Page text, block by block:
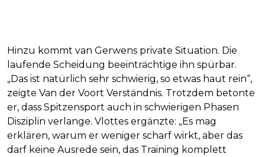
Hinzu kommt van Gerwens private Situation. Die
laufende Scheidung beeinträchtige ihn spürbar.
„Das ist natürlich sehr schwierig, so etwas haut rein“,
zeigte Van der Voort Verständnis. Trotzdem betonte
er, dass Spitzensport auch in schwierigen Phasen
Disziplin verlange. Vlottes ergänzte: „Es mag
erklären, warum er weniger scharf wirkt, aber das
darf keine Ausrede sein, das Training komplett